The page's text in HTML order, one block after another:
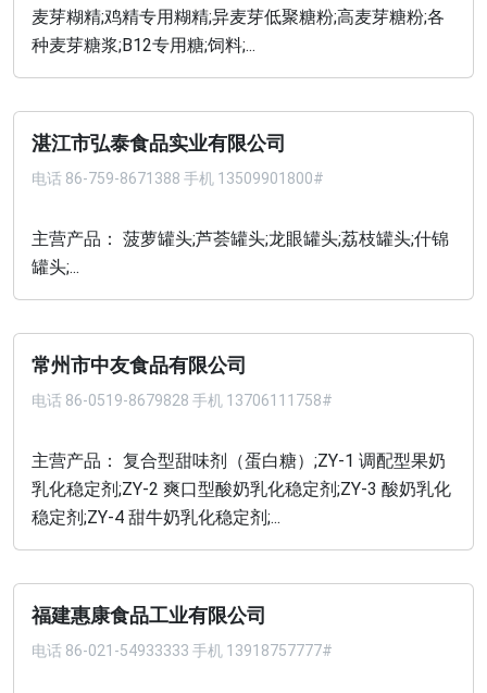
麦芽糊精;鸡精专用糊精;异麦芽低聚糖粉;高麦芽糖粉;各
种麦芽糖浆;B12专用糖;饲料;...
湛江市弘泰食品实业有限公司
电话 86-759-8671388 手机 13509901800#
主营产品： 菠萝罐头;芦荟罐头;龙眼罐头;荔枝罐头;什锦
罐头;...
常州市中友食品有限公司
电话 86-0519-8679828 手机 13706111758#
主营产品： 复合型甜味剂（蛋白糖）;ZY-1 调配型果奶
乳化稳定剂;ZY-2 爽口型酸奶乳化稳定剂;ZY-3 酸奶乳化
稳定剂;ZY-4 甜牛奶乳化稳定剂;...
福建惠康食品工业有限公司
电话 86-021-54933333 手机 13918757777#